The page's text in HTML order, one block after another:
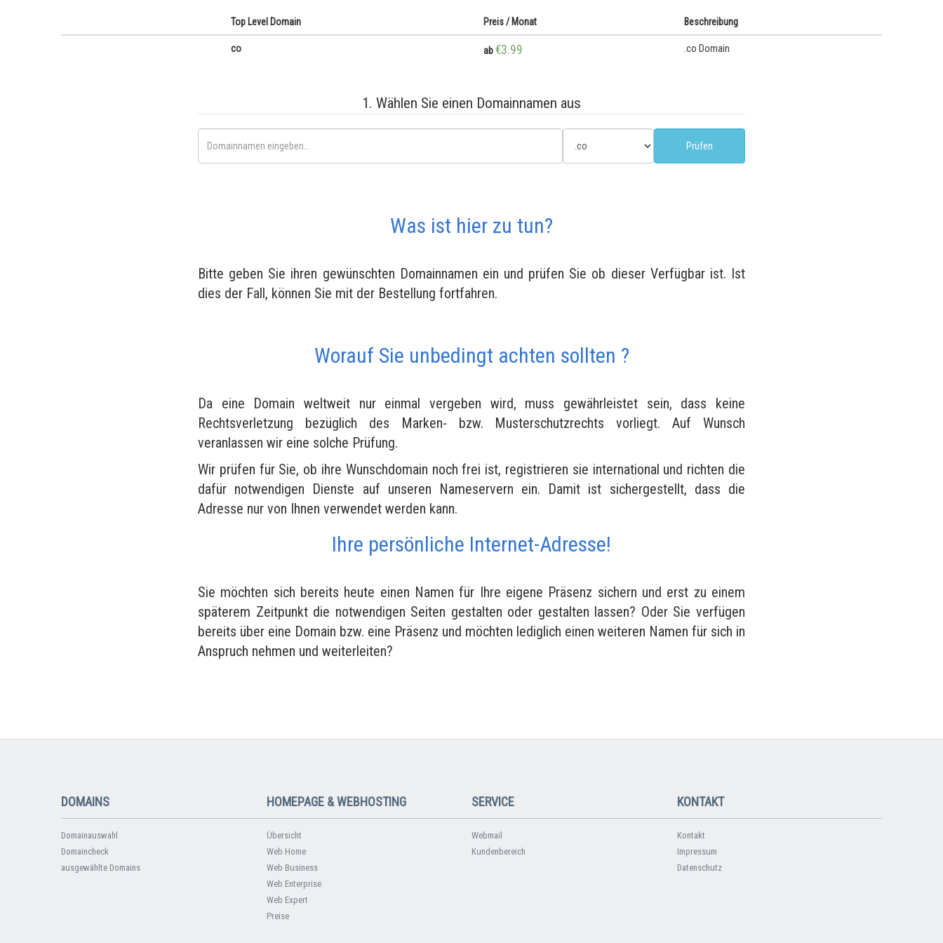
Top Level Domain Preis / Monat Beschreibung
co ab€3.99 .co Domain
1. Wählen Sie einen Domainnamen aus
Was ist hier zu tun?
Bitte geben Sie ihren gewünschten Domainnamen ein und prüfen Sie ob dieser Verfügbar ist. Ist
dies der Fall, können Sie mit der Bestellung fortfahren.
Worauf Sie unbedingt achten sollten ?
Da eine Domain weltweit nur einmal vergeben wird, muss gewährleistet sein, dass keine
Rechtsverletzung bezüglich des Marken- bzw. Musterschutzrechts vorliegt. Auf Wunsch
veranlassen wir eine solche Prüfung.
Wir prüfen für Sie, ob ihre Wunschdomain noch frei ist, registrieren sie international und richten die
dafür notwendigen Dienste auf unseren Nameservern ein. Damit ist sichergestellt, dass die
Adresse nur von Ihnen verwendet werden kann.
Ihre persönliche Internet-Adresse!
Sie möchten sich bereits heute einen Namen für Ihre eigene Präsenz sichern und erst zu einem
späterem Zeitpunkt die notwendigen Seiten gestalten oder gestalten lassen? Oder Sie verfügen
bereits über eine Domain bzw. eine Präsenz und möchten lediglich einen weiteren Namen für sich in
Anspruch nehmen und weiterleiten?
DOMAINS
Domainauswahl
Domaincheck
ausgewählte Domains
HOMEPAGE & WEBHOSTING
Übersicht
Web Home
Web Business
Web Enterprise
Web Expert
Preise
SERVICE
Webmail
Kundenbereich
KONTAKT
Kontakt
Impressum
Datenschutz